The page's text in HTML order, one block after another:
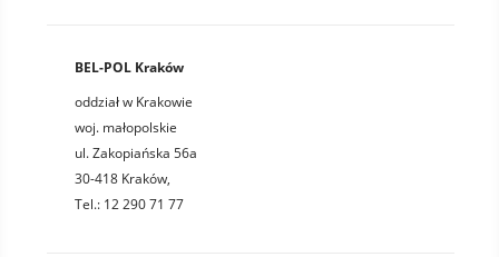
BEL-POL Kraków
oddział w Krakowie
woj. małopolskie
ul. Zakopiańska 56a
30-418 Kraków,
Tel.: 12 290 71 77